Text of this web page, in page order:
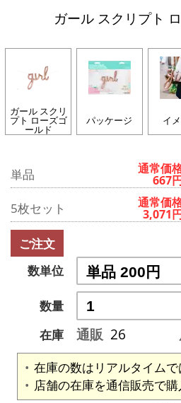
ガール スクリプト
ガール スクリ
プト ローズゴ
ールド
パッケージ イ
単品 通常価
667
5枚セット 通常価
3,071
ご注文
数単位
数量
在庫
通販 26
在庫の数はリアルタイムで
店舗の在庫を通信販売で購